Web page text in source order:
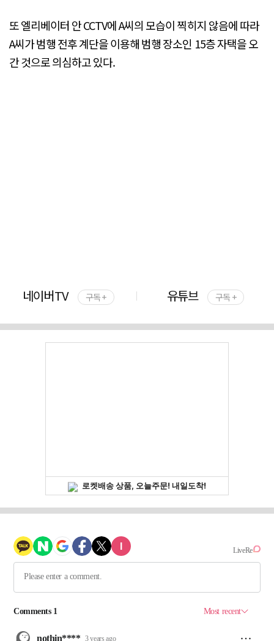
또 엘리베이터 안 CCTV에 A씨의 모습이 찍히지 않음에 따라
A씨가 범행 전후 계단을 이용해 범행 장소인 15층 자택을 오
간 것으로 의심하고 있다.
네이버TV 구독 + 유튜브 구독 +